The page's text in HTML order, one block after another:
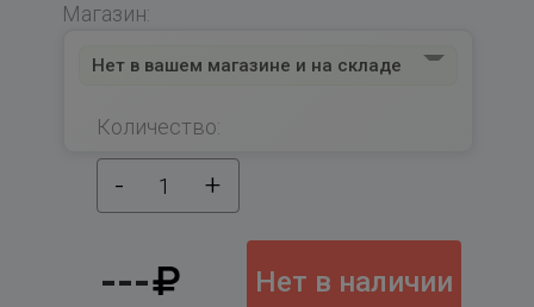
Магазин:
Нет в вашем магазине и на складе
Количество:
- 1 +
--- Нет в наличии